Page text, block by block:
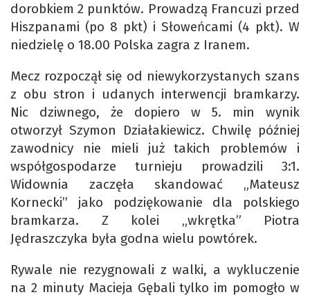
dorobkiem 2 punktów. Prowadzą Francuzi przed
Hiszpanami (po 8 pkt) i Słoweńcami (4 pkt). W
niedzielę o 18.00 Polska zagra z Iranem.
Mecz rozpoczął się od niewykorzystanych szans
z obu stron i udanych interwencji bramkarzy.
Nic dziwnego, że dopiero w 5. min wynik
otworzył Szymon Działakiewicz. Chwilę później
zawodnicy nie mieli już takich problemów i
współgospodarze turnieju prowadzili 3:1.
Widownia zaczęła skandować „Mateusz
Kornecki” jako podziękowanie dla polskiego
bramkarza. Z kolei „wkrętka” Piotra
Jędraszczyka była godna wielu powtórek.
Rywale nie rezygnowali z walki, a wykluczenie
na 2 minuty Macieja Gębali tylko im pomogło w